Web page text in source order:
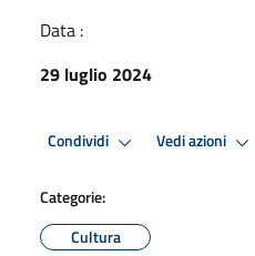
Data :
29 luglio 2024
Condividi Vedi azioni
Categorie:
Cultura